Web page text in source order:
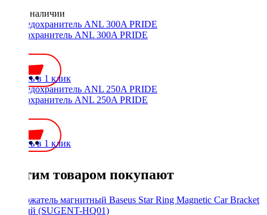
Нет в наличии
Предохранитель ANL 300A PRIDE
Купить в 1 клик
Предохранитель ANL 250A PRIDE
Купить в 1 клик
С этим товаром покупают